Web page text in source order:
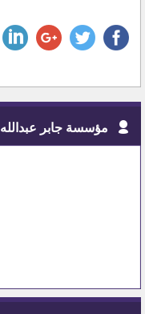
مؤسسة جابر عبدالله